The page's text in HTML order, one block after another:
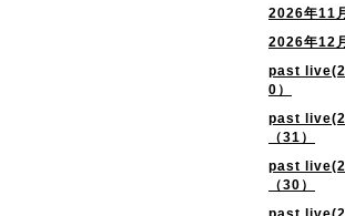
2026年11
2026年12
past
0）
past
（31）
past
（30）